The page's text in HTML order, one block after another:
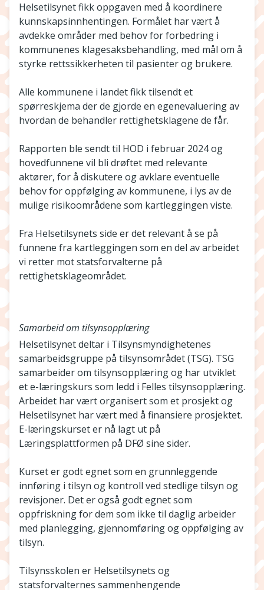
Helsetilsynet fikk oppgaven med å koordinere
kunnskapsinnhentingen. Formålet har vært å
avdekke områder med behov for forbedring i
kommunenes klagesaksbehandling, med mål om å
styrke rettssikkerheten til pasienter og brukere.
Alle kommunene i landet fikk tilsendt et
spørreskjema der de gjorde en egenevaluering av
hvordan de behandler rettighetsklagene de får.
Rapporten ble sendt til HOD i februar 2024 og
hovedfunnene vil bli drøftet med relevante
aktører, for å diskutere og avklare eventuelle
behov for oppfølging av kommunene, i lys av de
mulige risikoområdene som kartleggingen viste.
Fra Helsetilsynets side er det relevant å se på
funnene fra kartleggingen som en del av arbeidet
vi retter mot statsforvalterne på
rettighetsklageområdet.
Samarbeid om tilsynsopplæring
Helsetilsynet deltar i Tilsynsmyndighetenes
samarbeidsgruppe på tilsynsområdet (TSG). TSG
samarbeider om tilsynsopplæring og har utviklet
et e-læringskurs som ledd i Felles tilsynsopplæring.
Arbeidet har vært organisert som et prosjekt og
Helsetilsynet har vært med å finansiere prosjektet.
E-læringskurset er nå lagt ut på
Læringsplattformen på DFØ sine sider.
Kurset er godt egnet som en grunnleggende
innføring i tilsyn og kontroll ved stedlige tilsyn og
revisjoner. Det er også godt egnet som
oppfriskning for dem som ikke til daglig arbeider
med planlegging, gjennomføring og oppfølging av
tilsyn.
Tilsynsskolen er Helsetilsynets og
statsforvalternes sammenhengende